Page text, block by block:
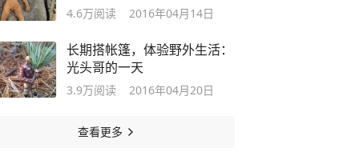
4.6万阅读 2016年04月14日
长期搭帐篷，体验野外生活：
光头哥的一天
3.9万阅读 2016年04月20日
查看更多